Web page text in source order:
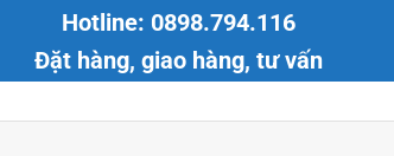
Hotline: 0898.794.116
Đặt hàng, giao hàng, tư vấn